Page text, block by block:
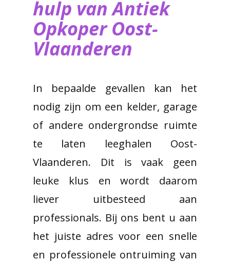
hulp van ​Antiek
Opkoper Oost-
Vlaanderen
In bepaalde gevallen kan het
nodig zijn om een kelder, garage
of andere ondergrondse ruimte
te laten leeghalen Oost-
Vlaanderen. Dit is vaak geen
leuke klus en wordt daarom
liever uitbesteed aan
professionals. Bij ons bent u aan
het juiste adres voor een snelle
en professionele ontruiming van